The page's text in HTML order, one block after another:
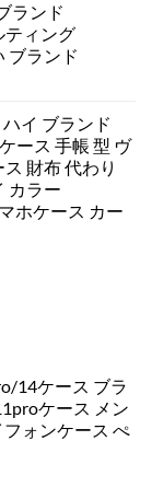
ランド
ティング
ブランド
イ ブランド
ース 手帳 型 ヴ
財布 代わり
カラー
ホケース カー
14ケース ブラ
ケース メン
ォンケース ぺ